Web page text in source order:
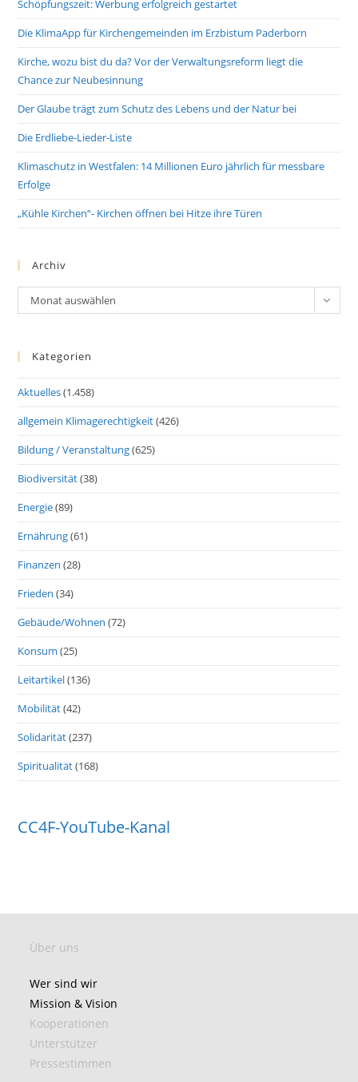
Schöpfungszeit: Werbung erfolgreich gestartet
Die KlimaApp für Kirchengemeinden im Erzbistum Paderborn
Kirche, wozu bist du da? Vor der Verwaltungsreform liegt die
Chance zur Neubesinnung
Der Glaube trägt zum Schutz des Lebens und der Natur bei
Die Erdliebe-Lieder-Liste
Klimaschutz in Westfalen: 14 Millionen Euro jährlich für messbare
Erfolge
„Kühle Kirchen“- Kirchen öffnen bei Hitze ihre Türen
Archiv
Archiv
Monat auswählen
Kategorien
Aktuelles(1.458)
allgemein Klimagerechtigkeit(426)
Bildung / Veranstaltung(625)
Biodiversität(38)
Energie(89)
Ernährung(61)
Finanzen (28)
Frieden (34)
Gebäude/Wohnen (72)
Konsum (25)
Leitartikel(136)
Mobilität(42)
Solidarität(237)
Spiritualität(168)
CC4F-YouTube-Kanal
Über uns
Wer sind wir
Mission & Vision
Kooperationen
Unterstützer
Pressestimmen